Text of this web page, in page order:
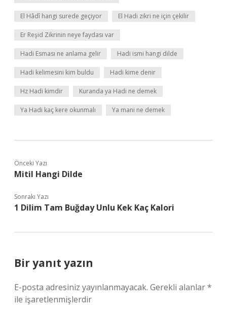
El Hâdî hangi surede geçiyor El Hadi zikri ne için çekilir
Er Reşid Zikrinin neye faydası var
Hadi Esması ne anlama gelir Hadi ismi hangi dilde
Hadi kelimesini kim buldu Hadi kime denir
Hz Hadi kimdir Kuranda ya Hadi ne demek
Ya Hadi kaç kere okunmalı Ya mani ne demek
Önceki Yazı
Mitil Hangi Dilde
Sonraki Yazı
1 Dilim Tam Buğday Unlu Kek Kaç Kalori
Bir yanıt yazın
E-posta adresiniz yayınlanmayacak. Gerekli alanlar*
ile işaretlenmişlerdir